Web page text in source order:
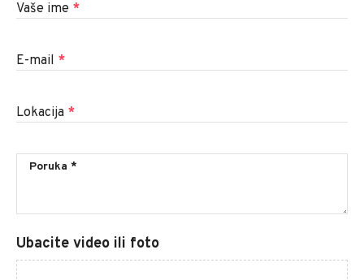
Vaše ime *
E-mail *
Lokacija *
Ubacite video ili foto